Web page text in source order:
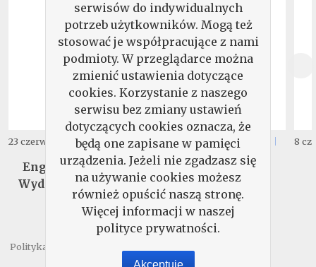
23 czerwca 2026 29 ,90 zł.
English Matters -
Wydanie Specjalne
16 czerwca 2026 17
Pismo. Wydanie
Specjalne
8
Polityka prywatności
serwisów do indywidualnych
potrzeb użytkowników. Mogą też
stosować je współpracujące z nami
podmioty. W przeglądarce można
zmienić ustawienia dotyczące
cookies. Korzystanie z naszego
serwisu bez zmiany ustawień
dotyczących cookies oznacza, że
będą one zapisane w pamięci
urządzenia. Jeżeli nie zgadzasz się
na używanie cookies możesz
również opuścić naszą stronę.
Więcej informacji w naszej
polityce prywatności.
Akceptuję